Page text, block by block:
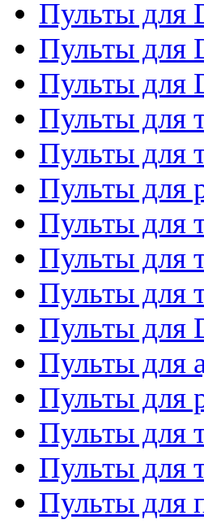
Пульты для
Пульты для
Пульты для
Пульты для
Пульты для
Пульты для
Пульты для
Пульты для
Пульты для
Пульты для
Пульты для
Пульты для
Пульты для
Пульты для
Пульты для